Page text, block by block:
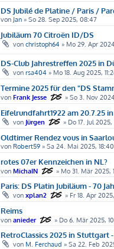
DS Jubilé de Platine / Paris /
von Jan » So 28. Sep 2025, 08:47
Jubiläum 70 Citroën ID/DS
von christoph64 » Mo 29. Apr
DS-Club Jahrestreffen 2025 in
von rsa404 » Mo 18. Aug 2025,
Termine 2025 für den "DS
von Frank Jesse » So 3. Nov
Eifelrundfahrt1922 am 20.7.25
von Jürgen » Do 17. Jul 2025,
Oldtimer Rendez vous in
von Robert59 » Sa 24. Mai 2025, 18:40
rotes 07er Kennzeichen in NL?
von MichaIN » Mo 31. Mär 2025,
Paris: DS Platin Jubiläum - 70
von xplan2 » Fr 18. Apr
Reims
von anieder » Do 6. Mär 2025,
RetroClassics 2025 in Stuttgart
von M. Ferchaud » Sa 22. Feb